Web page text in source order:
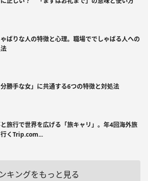
ばりな人の特徴と心理。職場ででしゃばる人への
分勝手な女」に共通する6つの特徴と対処法
旅行で世界を広げる「旅キャリ」。年4回海外旅
くTrip.com...
キングをもっと見る